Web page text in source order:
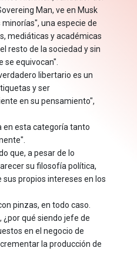
Man, ve en Musk
una especie de
mediáticas y académicas
resto de la sociedad y sin
equivocan".
libertario es un
y ser
en su pensamiento",
en esta categoría tanto
que, a pesar de lo
su filosofía política,
propios intereses en los
pinzas, en todo caso.
¿por qué siendo jefe de
en el negocio de
la producción de